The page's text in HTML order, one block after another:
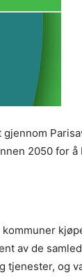
2050 for å
av de
og